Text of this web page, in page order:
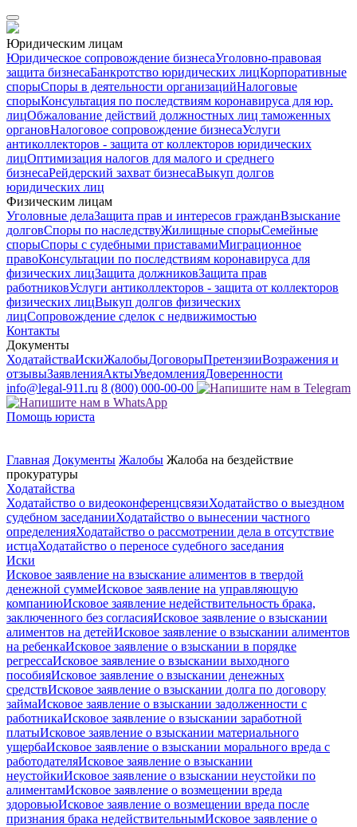
Юридическим лицам
Юридическое сопровождение бизнесаУголовно-правовая
защита бизнесаБанкротство юридических лицКорпоративные
спорыСпоры в деятельности организацийНалоговые
спорыКонсультация по последствиям коронавируса для юр.
лицОбжалование действий должностных лиц таможенных
органовНалоговое сопровождение бизнесаУслуги
антиколлекторов - защита от коллекторов юридических
лицОптимизация налогов для малого и среднего
бизнесаРейдерский захват бизнесаВыкуп долгов
юридических лиц
Физическим лицам
Уголовные делаЗащита прав и интересов гражданВзыскание
долговСпоры по наследствуЖилищные спорыСемейные
спорыСпоры с судебными приставамиМиграционное
правоКонсультации по последствиям коронавируса для
физических лицЗащита должниковЗащита прав
работниковУслуги антиколлекторов - защита от коллекторов
физических лицВыкуп долгов физических
лицСопровождение сделок с недвижимостью
Контакты
Документы
ХодатайстваИскиЖалобыДоговорыПретензииВозражения и
отзывыЗаявленияАктыУведомленияДоверенности
info@legal-911.ru 8 (800) 000-00-00
Помощь юриста
Главная Документы Жалобы Жалоба на бездействие
прокуратуры
Ходатайства
Ходатайство о видеоконференцсвязиХодатайство о выездном
судебном заседанииХодатайство о вынесении частного
определенияХодатайство о рассмотрении дела в отсутствие
истцаХодатайство о переносе судебного заседания
Иски
Исковое заявление на взыскание алиментов в твердой
денежной суммеИсковое заявление на управляющую
компаниюИсковое заявление недействительность брака,
заключенного без согласияИсковое заявление о взыскании
алиментов на детейИсковое заявление о взыскании алиментов
на ребенкаИсковое заявление о взыскании в порядке
регрессаИсковое заявление о взыскании выходного
пособияИсковое заявление о взыскании денежных
средствИсковое заявление о взыскании долга по договору
займаИсковое заявление о взыскании задолженности с
работникаИсковое заявление о взыскании заработной
платыИсковое заявление о взыскании материального
ущербаИсковое заявление о взыскании морального вреда с
работодателяИсковое заявление о взыскании
неустойкиИсковое заявление о взыскании неустойки по
алиментамИсковое заявление о возмещении вреда
здоровьюИсковое заявление о возмещении вреда после
признания брака недействительнымИсковое заявление о